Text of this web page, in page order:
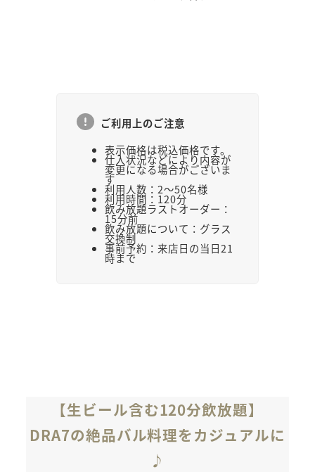
ご利用上のご注意
表示価格は税込価格です。
仕入状況などにより内容が
変更になる場合がございま
す
利用人数：2～50名様
利用時間：120分
飲み放題ラストオーダー：
15分前
飲み放題について：グラス
交換制
事前予約：来店日の当日21
時まで
【生ビール含む120分飲放題】
DRA7の絶品バル料理をカジュアルに
♪